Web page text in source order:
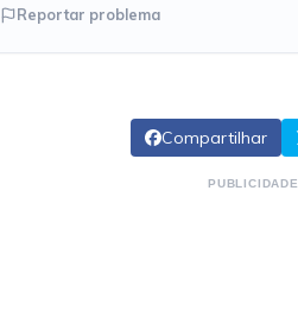
Reportar problema
Compartilhar
PUBLICIDADE